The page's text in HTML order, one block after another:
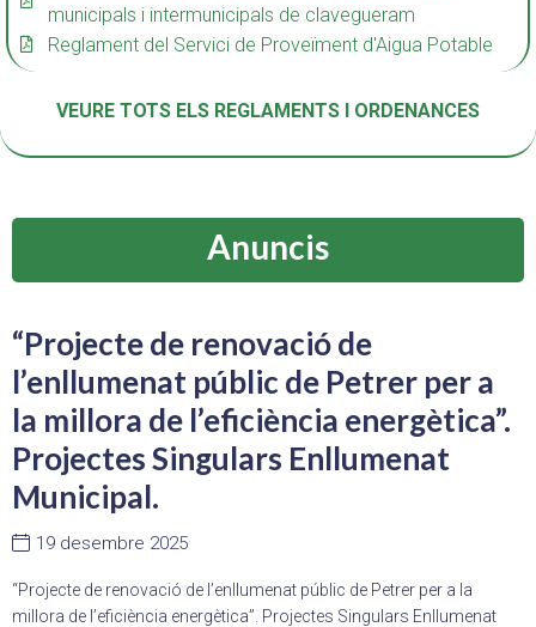
municipals i intermunicipals de clavegueram
Reglament del Servici de Proveïment d'Aigua Potable
VEURE TOTS ELS REGLAMENTS I ORDENANCES
Anuncis
“Projecte de renovació de
l’enllumenat públic de Petrer per a
la millora de l’eficiència energètica”.
Projectes Singulars Enllumenat
Municipal.
19 desembre 2025
“Projecte de renovació de l’enllumenat públic de Petrer per a la
millora de l’eficiència energètica”. Projectes Singulars Enllumenat